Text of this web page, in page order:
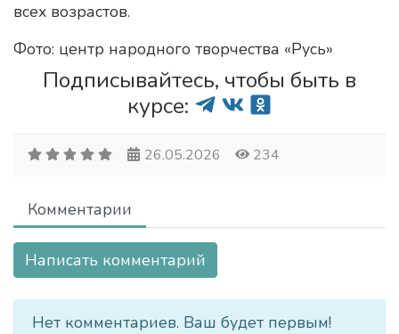
всех возрастов.
Фото: центр народного творчества «Русь»
Подписывайтесь, чтобы быть в
курсе:
26.05.2026 234
Комментарии
Написать комментарий
Нет комментариев. Ваш будет первым!